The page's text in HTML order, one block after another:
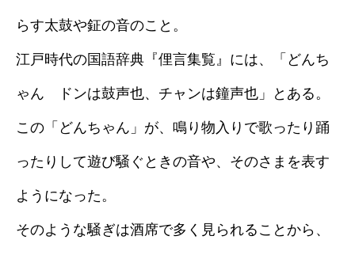
らす太鼓や鉦の音のこと。
江戸時代の国語辞典『俚言集覧』には、「どんち
ゃん ドンは鼓声也、チャンは鐘声也」とある。
この「どんちゃん」が、鳴り物入りで歌ったり踊
ったりして遊び騒ぐときの音や、そのさまを表す
ようになった。
そのような騒ぎは酒席で多く見られることから、